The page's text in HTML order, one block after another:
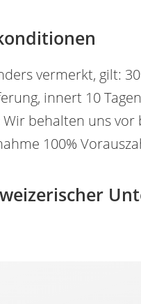
vermerkt, gilt:
innert 10
behalten uns
100%